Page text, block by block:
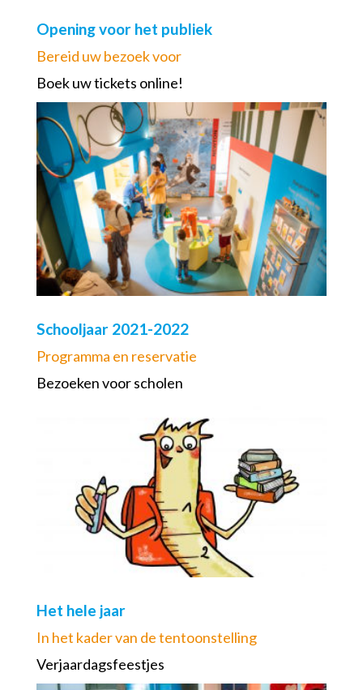
Opening voor het publiek
Bereid uw bezoek voor
Boek uw tickets online!
Schooljaar 2021-2022
Programma en reservatie
Bezoeken voor scholen
Het hele jaar
In het kader van de tentoonstelling
Verjaardagsfeestjes